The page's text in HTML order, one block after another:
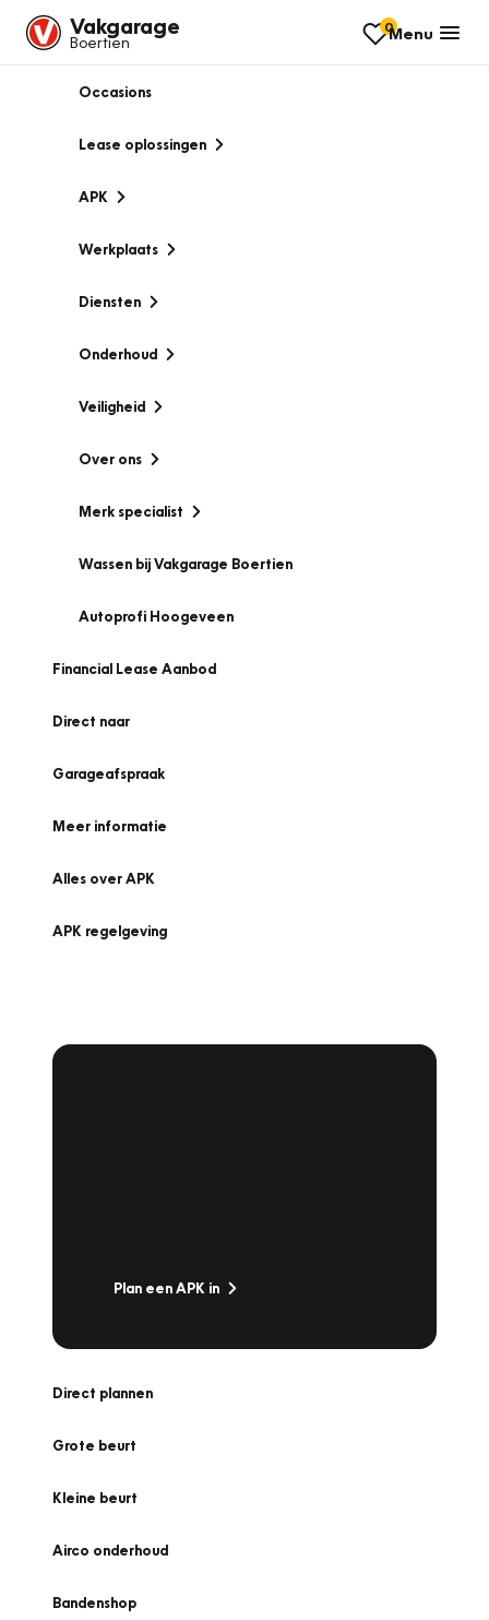
Vakgarage
Boertien
0Menu
Occasions
Lease oplossingen
APK
Werkplaats
Diensten
Onderhoud
Veiligheid
Over ons
Merk specialist
Wassen bij Vakgarage Boertien
Autoprofi Hoogeveen
Financial Lease Aanbod
Direct naar
Garageafspraak
Meer informatie
Alles over APK
APK regelgeving
Plan een APK in
Direct plannen
Grote beurt
Kleine beurt
Airco onderhoud
Bandenshop